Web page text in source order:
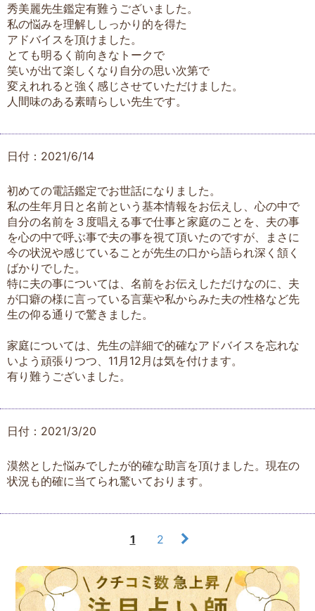
秀美麗先生鑑定有難うございました。
私の悩みを理解ししっかり的を得た
アドバイスを頂けました。
とても明るく前向きなトークで
笑いが出て楽しくなり自分の思い次第で
変えれれると強く感じさせていただけました。
人間味のある素晴らしい先生です。
日付：2021/6/14
初めての電話鑑定でお世話になりました。
私の生年月日と名前という基本情報をお伝えし、心の中で
自分の名前を３度唱える事で仕事と家庭のことを、夫の事
を心の中で呼ぶ事で夫の事を視て頂いたのですが、まさに
今の状況や感じていることが先生の口から語られ深く頷く
ばかりでした。
特に夫の事については、名前をお伝えしただけなのに、夫
が口癖の様に言っている言葉や私からみた夫の性格など先
生の仰る通りで驚きました。
家庭については、先生の詳細で的確なアドバイスを忘れな
いよう頑張りつつ、11月12月は気を付けます。
有り難うございました。
日付：2021/3/20
漠然とした悩みでしたが的確な助言を頂けました。現在の
状況も的確に当てられ驚いております。
1 2